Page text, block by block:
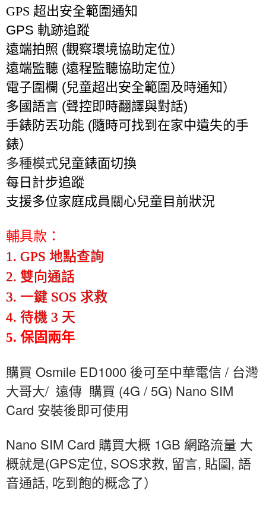
GPS 超出安全範圍通知
GPS 軌跡追蹤
遠端拍照 (觀察環境協助定位）
遠端監聽 (遠程監聽協助定位）
電子圍欄 (兒童超出安全範圍及時通知）
多國語言 (聲控即時翻譯與對話)
手錶防丟功能 (隨時可找到在家中遺失的手
錶）
多種模式兒童錶面切換
每日計步追蹤
支援多位家庭成員關心兒童目前狀況
輔具款：
1. GPS 地點查詢
2. 雙向通話
3. 一鍵 SOS 求救
4. 待機 3 天
5. 保固兩年
購買 Osmile ED1000 後可至中華電信 / 台灣
大哥大/ 遠傳 購買 (4G / 5G) Nano SIM
Card 安裝後即可使用
Nano SIM Card 購買大概 1GB 網路流量 大
概就是(GPS定位, SOS求救, 留言, 貼圖 , 語
音通話, 吃到飽的概念了）